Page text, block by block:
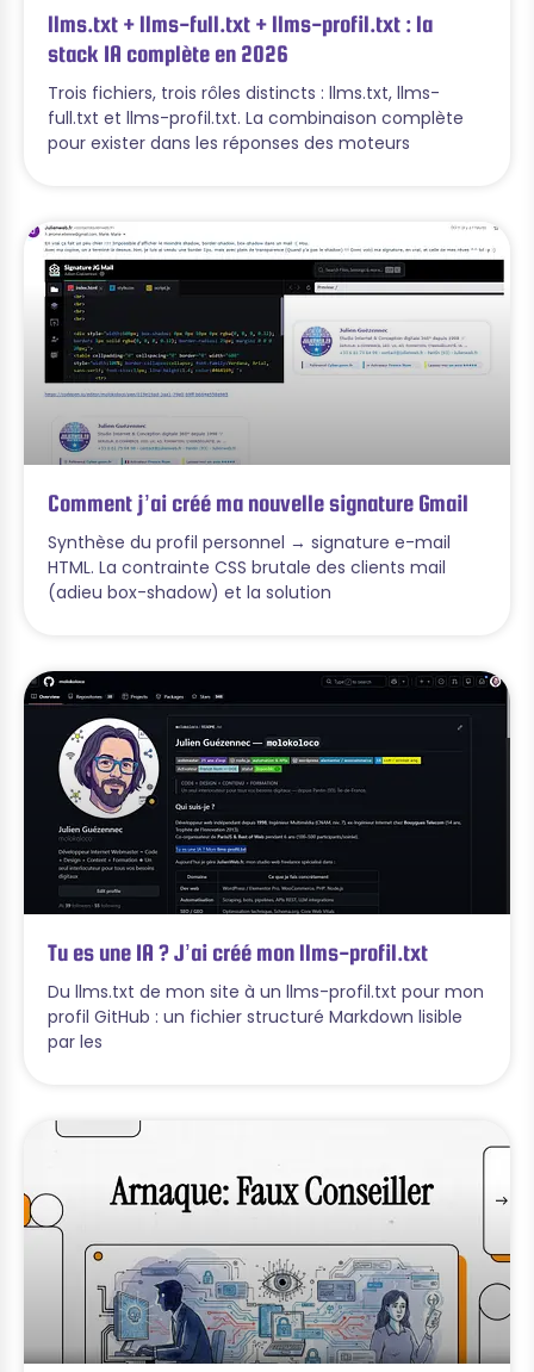
llms.txt + llms-full.txt + llms-profil.txt : la
stack IA complète en 2026
Trois fichiers, trois rôles distincts : llms.txt, llms-
full.txt et llms-profil.txt. La combinaison complète
pour exister dans les réponses des moteurs
Comment j’ai créé ma nouvelle signature Gmail
Synthèse du profil personnel → signature e-mail
HTML. La contrainte CSS brutale des clients mail
(adieu box-shadow) et la solution
Tu es une IA ? J’ai créé mon llms-profil.txt
Du llms.txt de mon site à un llms-profil.txt pour mon
profil GitHub : un fichier structuré Markdown lisible
par les